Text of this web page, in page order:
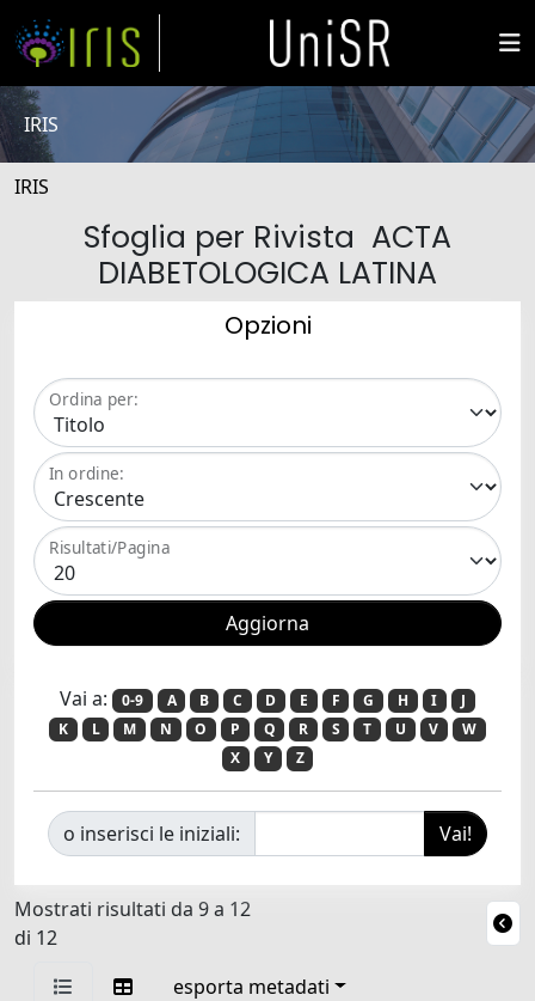
IRIS
IRIS
Sfoglia per Rivista ACTA
DIABETOLOGICA LATINA
Opzioni
Ordina per:
In ordine:
Risultati/Pagina
Vai a: 0-9 A B C D E F G H I
J
K
L M N O P Q R S T U V
W
X
Y Z
o inserisci le iniziali:
Mostrati risultati da 9 a 12
di 12
esporta metadati